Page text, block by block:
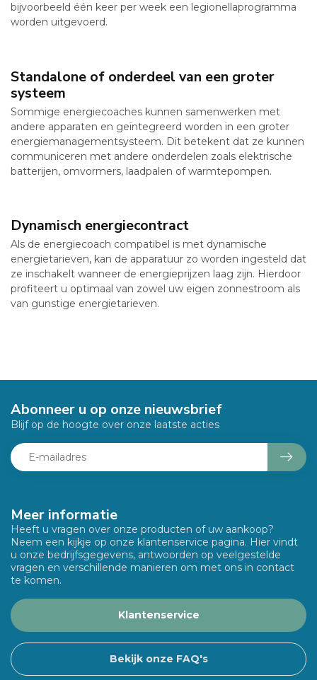
bijvoorbeeld één keer per week een legionellaprogramma
worden uitgevoerd.
Standalone of onderdeel van een groter
systeem
Sommige energiecoaches kunnen samenwerken met
andere apparaten en geïntegreerd worden in een groter
energiemanagementsysteem. Dit betekent dat ze kunnen
communiceren met andere onderdelen zoals elektrische
batterijen, omvormers, laadpalen of warmtepompen.
Dynamisch energiecontract
Als de energiecoach compatibel is met dynamische
energietarieven, kan de apparatuur zo worden ingesteld dat
ze inschakelt wanneer de energieprijzen laag zijn. Hierdoor
profiteert u optimaal van zowel uw eigen zonnestroom als
van gunstige energietarieven.
Meer informatie
Heeft u vragen over onze producten of uw aankoop?
Neem een kijkje op onze klantenservice pagina. Hier vindt
u onze bedrijfsgegevens, antwoorden op veelgestelde
vragen en verschillende manieren om met ons in contact
te komen.
Klantenservice
Bekijk onze FAQ's
Abonneer u op onze nieuwsbrief
Blijf op de hoogte over onze laatste acties